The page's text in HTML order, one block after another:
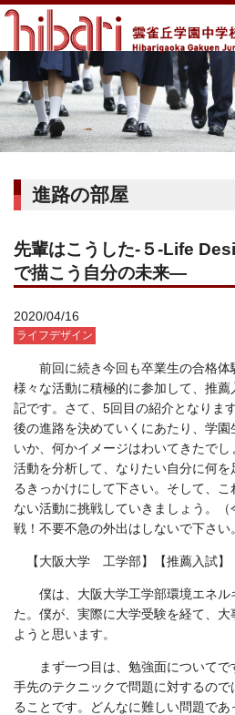
進路の部屋
先輩はこうした-５-Life
で描こう自分の未来―
2020/04/16
ライフデザイン
前回に続き今回も卒業生の合格体
様々な活動に積極的に参加して、推
記です。さて、5回目の紹介となりま
後の進路を決めていくにあたり、学
いか、何かイメージはわいてきたで
活動を分析して、なりたい自分に何を
るきっかけにして下さい。そして、
ない活動に挑戦していきましょう。
戦！不要不急の外出はしないで下さい
【大阪大学 工学部】【推薦入試
僕は、大阪大学工学部環境エネル
た。僕が、実際に大学受験を経て、
ようと思います。
まず一つ目は、勉強面についてで
手先のテクニックで問題に対するの
ることです。どんなに難しい問題で